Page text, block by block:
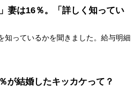
妻は16％。「詳しく知ってい
知っているかを聞きました。給与明細
が結婚したキッカケって？